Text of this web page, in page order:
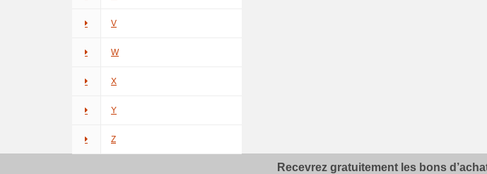
V
W
X
Y
Z
Recevrez gratuitement les bons